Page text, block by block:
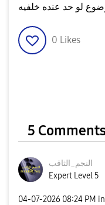
لو حد عنده خلفيه
0 Likes
5
النجم_الثاقب
Expert Level 5
‎04-07-2026 08:24 PM in